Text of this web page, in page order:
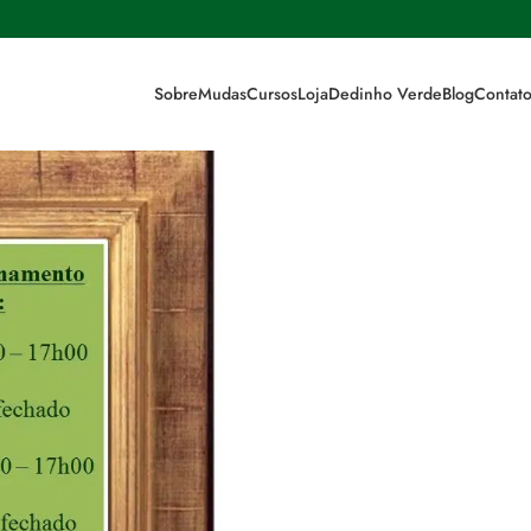
SobreMudasCursosLojaDedinho VerdeBlogContato
do viveiro neste feriado.